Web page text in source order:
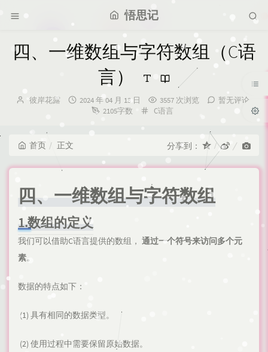
悟思记
四、一维数组与字符数组（C语
言）
博
彼岸花露
发
2024 年 04 月 13 日 3557 次浏览
暂无评论
2105字数
分
C语言
首页 正文 分享到：
四、一维数组与字符数组
1.数组的定义
我们可以借助C语言提供的数组， 通过一个符号来访问多个元
素。
数据的特点如下：
​ (1) 具有相同的数据类型。
​ (2) 使用过程中需要保留原始数据。